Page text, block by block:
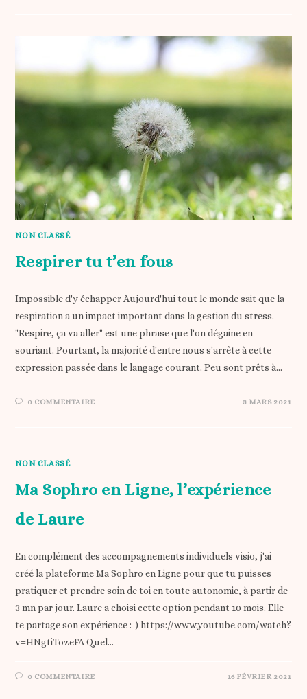
NON CLASSÉ
Respirer tu t’en fous
Impossible d'y échapper Aujourd'hui tout le monde sait que la
respiration a un impact important dans la gestion du stress.
"Respire, ça va aller" est une phrase que l'on dégaine en
souriant. Pourtant, la majorité d'entre nous s'arrête à cette
expression passée dans le langage courant. Peu sont prêts à…
0 COMMENTAIRE 3 MARS 2021
NON CLASSÉ
Ma Sophro en Ligne, l’expérience
de Laure
En complément des accompagnements individuels visio, j'ai
créé la plateforme Ma Sophro en Ligne pour que tu puisses
pratiquer et prendre soin de toi en toute autonomie, à partir de
3 mn par jour. Laure a choisi cette option pendant 10 mois. Elle
te partage son expérience :-) https://www.youtube.com/watch?
v=HNgtiTozeFA Quel…
0 COMMENTAIRE 16 FÉVRIER 2021